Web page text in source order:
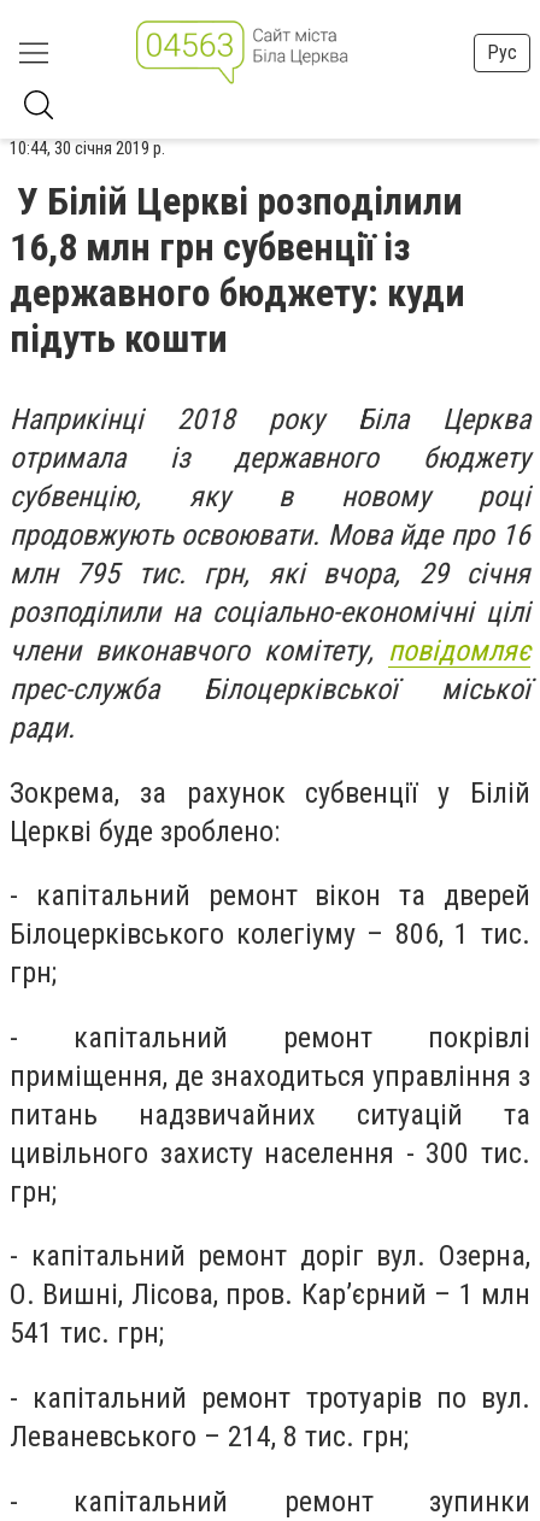
Рус
10:44, 30 січня 2019 р.
У Білій Церкві розподілили
16,8 млн грн субвенції із
державного бюджету: куди
підуть кошти
Наприкінці 2018 року Біла Церква
отримала із державного бюджету
субвенцію, яку в новому році
продовжують освоювати. Мова йде про 16
млн 795 тис. грн, які вчора, 29 січня
розподілили на соціально-економічні цілі
члени виконавчого комітету, повідомляє
прес-служба Білоцерківської міської
ради.
Зокрема, за рахунок субвенції у Білій
Церкві буде зроблено:
- капітальний ремонт вікон та дверей
Білоцерківського колегіуму – 806, 1 тис.
грн;
- капітальний ремонт покрівлі
приміщення, де знаходиться управління з
питань надзвичайних ситуацій та
цивільного захисту населення - 300 тис.
грн;
- капітальний ремонт доріг вул. Озерна,
О. Вишні, Лісова, пров. Кар’єрний – 1 млн
541 тис. грн;
- капітальний ремонт тротуарів по вул.
Леваневського – 214, 8 тис. грн;
- капітальний ремонт зупинки